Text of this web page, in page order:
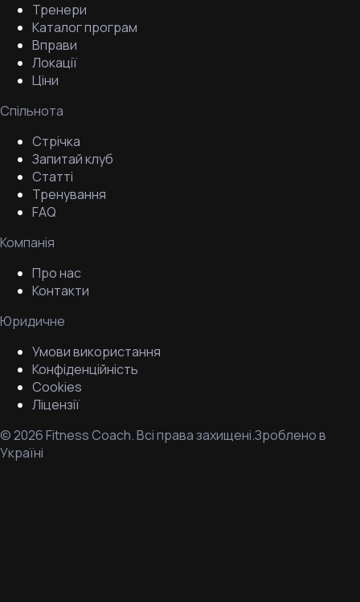
Тренери
Каталог програм
Вправи
Локації
Ціни
Спільнота
Стрічка
Запитай клуб
Статті
Тренування
FAQ
Компанія
Про нас
Контакти
Юридичне
Умови використання
Конфіденційність
Cookies
Ліцензії
©2026Fitness Coach.Всі права захищені.Зроблено в
Україні